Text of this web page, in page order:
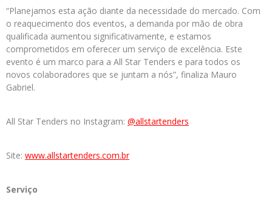
“Planejamos esta ação diante da necessidade do mercado. Com
o reaquecimento dos eventos, a demanda por mão de obra
qualificada aumentou significativamente, e estamos
comprometidos em oferecer um serviço de excelência. Este
evento é um marco para a All Star Tenders e para todos os
novos colaboradores que se juntam a nós”, finaliza Mauro
Gabriel.
All Star Tenders no Instagram: @allstartenders
Site: www.allstartenders.com.br
Serviço